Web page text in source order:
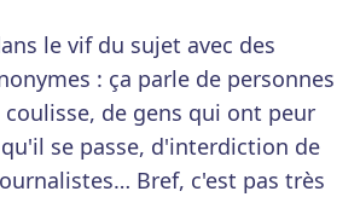
le vif du sujet avec des
: ça parle de personnes
de gens qui ont peur
se passe, d'interdiction de
Bref, c'est pas très